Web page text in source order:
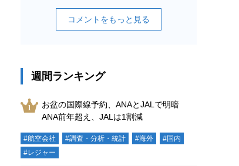
コメントをもっと見る
週間ランキング
お盆の国際線予約、ANAとJALで明暗
ANA前年超え、JALは1割減
#航空会社 #調査・分析・統計 #海外
#国内
#レジャー